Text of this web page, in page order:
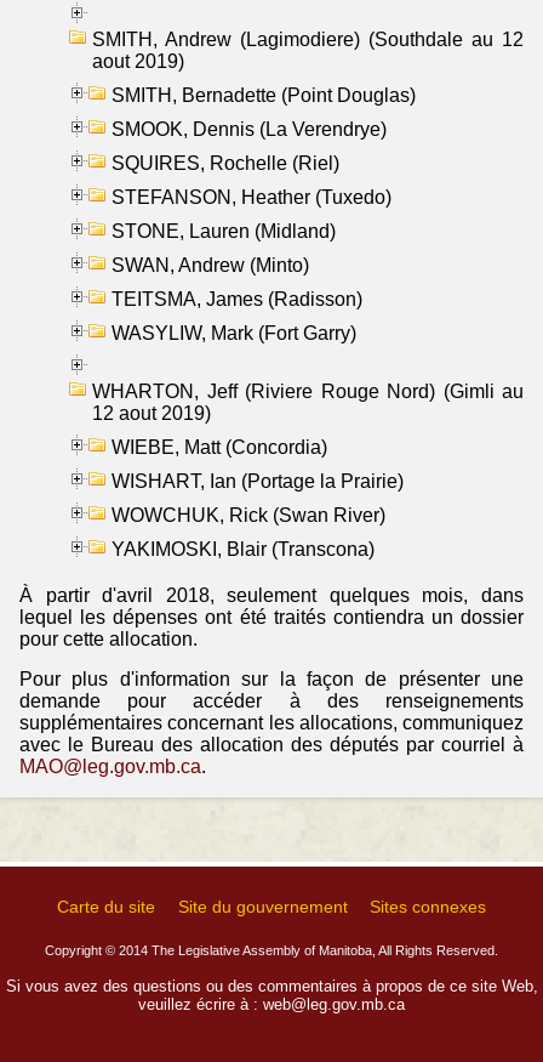
SMITH, Andrew (Lagimodiere) (Southdale au 12
aout 2019)
SMITH, Bernadette (Point Douglas)
SMOOK, Dennis (La Verendrye)
SQUIRES, Rochelle (Riel)
STEFANSON, Heather (Tuxedo)
STONE, Lauren (Midland)
SWAN, Andrew (Minto)
TEITSMA, James (Radisson)
WASYLIW, Mark (Fort Garry)
WHARTON, Jeff (Riviere Rouge Nord) (Gimli au
12 aout 2019)
WIEBE, Matt (Concordia)
WISHART, Ian (Portage la Prairie)
WOWCHUK, Rick (Swan River)
YAKIMOSKI, Blair (Transcona)
À partir d'avril 2018, seulement quelques mois, dans
lequel les dépenses ont été traités contiendra un dossier
pour cette allocation.
Pour plus d'information sur la façon de présenter une
demande pour accéder à des renseignements
supplémentaires concernant les allocations, communiquez
avec le Bureau des allocation des députés par courriel à
MAO@leg.gov.mb.ca.
Carte du site Site du gouvernement Sites connexes
Copyright © 2014 The Legislative Assembly of Manitoba, All Rights Reserved.
Si vous avez des questions ou des commentaires à propos de ce site Web,
veuillez écrire à : web@leg.gov.mb.ca